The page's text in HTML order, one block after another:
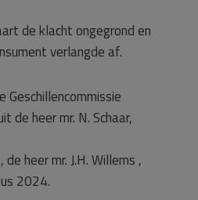
de klacht ongegrond en
verlangde af.
de heer mr. N. Schaar,
de heer mr. J.H. Willems ,
2024.